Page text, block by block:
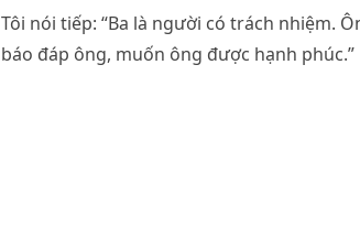
Tôi nói tiếp: “Ba là người có trách nhiệm.
báo đáp ông, muốn ông được hạnh phúc.”